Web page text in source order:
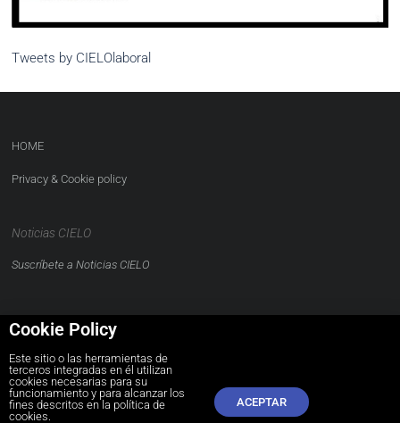
Tweets by CIELOlaboral
HOME
Privacy & Cookie policy
Noticias CIELO
Suscríbete a Noticias CIELO
CONTACTO
comunidad@cielolaboral.com
Cookie Policy
Este sitio o las herramientas de
terceros integradas en él utilizan
cookies necesarias para su
funcionamiento y para alcanzar los
fines descritos en la política de
cookies.
ACEPTAR